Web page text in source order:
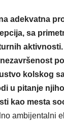
adekvatna
sa
aktivnosti.
kolskog
u pitanje
kao mesta
ambijentalni